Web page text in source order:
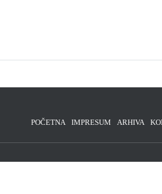
POČETNA IMPRESUM ARHIVA